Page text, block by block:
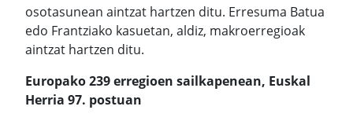
osotasunean aintzat hartzen ditu. Erresuma Batua
edo Frantziako kasuetan, aldiz, makroerregioak
aintzat hartzen ditu.
Europako 239 erregioen sailkapenean, Euskal
Herria 97. postuan